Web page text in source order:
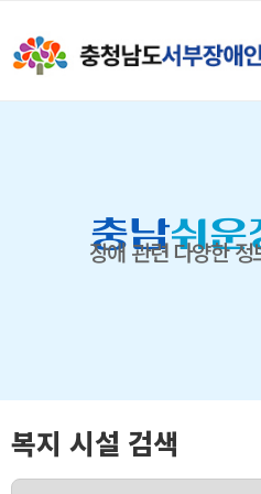
충남쉬운
장애 관련 다양한
복지 시설 검색